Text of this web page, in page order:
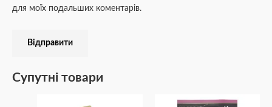
для моїх подальших коментарів.
Супутні товари